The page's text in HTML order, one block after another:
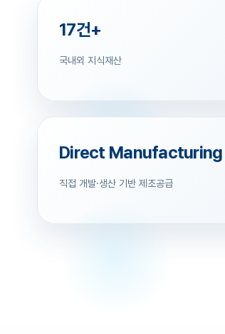
17건+
국내외 지식재산
Direct Manufacturing
직접 개발·생산 기반 제조공급